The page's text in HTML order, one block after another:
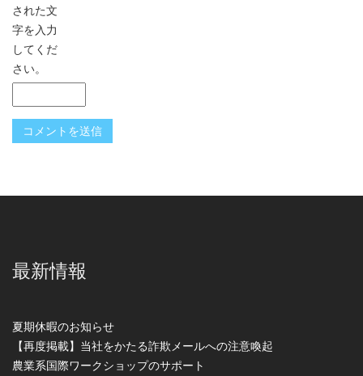
された文
字を入力
してくだ
さい。
最新情報
夏期休暇のお知らせ
【再度掲載】当社をかたる詐欺メールへの注意喚起
農業系国際ワークショップのサポート